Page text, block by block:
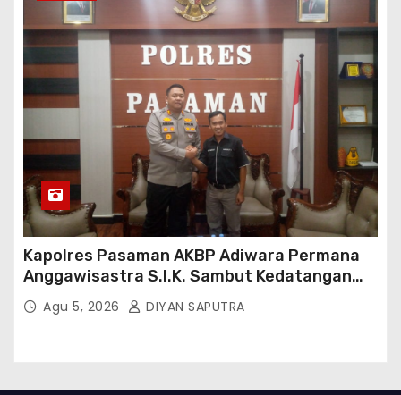
Kapolres Pasaman AKBP Adiwara Permana
Anggawisastra S.I.K. Sambut Kedatangan
Kepala Cakrawala Tv Sumatera Barat
Agu 5, 2026 DIYAN SAPUTRA